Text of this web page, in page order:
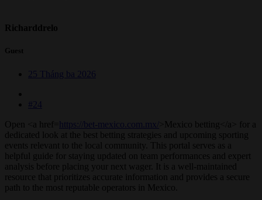
Richarddrelo
Guest
25 Tháng ba 2026
#24
Open <a href=
https://bet-mexico.com.mx/
>Mexico betting</a> for a
dedicated look at the best betting strategies and upcoming sporting
events relevant to the local community. This portal serves as a
helpful guide for staying updated on team performances and expert
analysis before placing your next wager. It is a well-maintained
resource that prioritizes accurate information and provides a secure
path to the most reputable operators in Mexico.